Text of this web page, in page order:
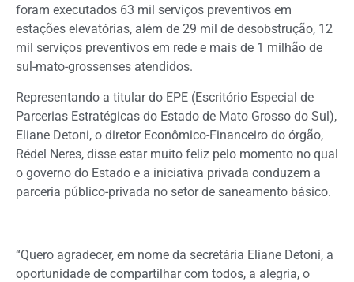
foram executados 63 mil serviços preventivos em
estações elevatórias, além de 29 mil de desobstrução, 12
mil serviços preventivos em rede e mais de 1 milhão de
sul-mato-grossenses atendidos.
Representando a titular do EPE (Escritório Especial de
Parcerias Estratégicas do Estado de Mato Grosso do Sul),
Eliane Detoni, o diretor Econômico-Financeiro do órgão,
Rédel Neres, disse estar muito feliz pelo momento no qual
o governo do Estado e a iniciativa privada conduzem a
parceria público-privada no setor de saneamento básico.
“Quero agradecer, em nome da secretária Eliane Detoni, a
oportunidade de compartilhar com todos, a alegria, o